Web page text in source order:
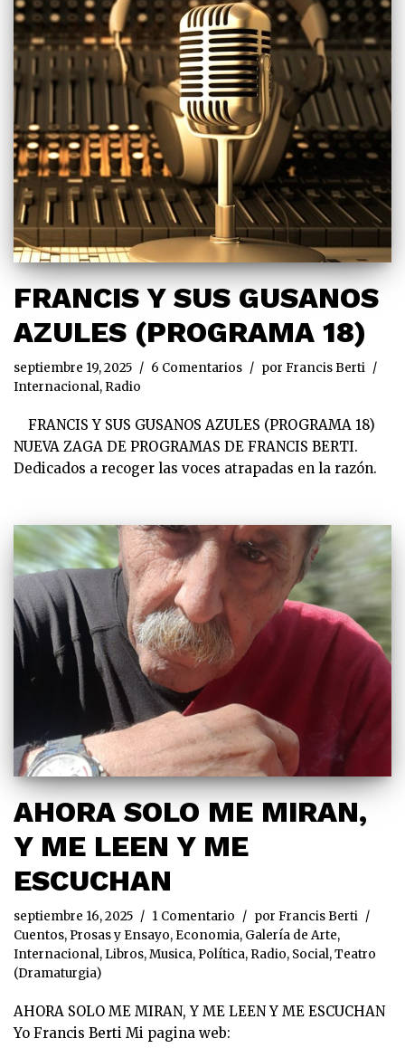
FRANCIS Y SUS GUSANOS
AZULES (PROGRAMA 18)
septiembre 19, 2025 6 Comentarios por Francis Berti
Internacional, Radio
FRANCIS Y SUS GUSANOS AZULES (PROGRAMA 18)
NUEVA ZAGA DE PROGRAMAS DE FRANCIS BERTI.
Dedicados a recoger las voces atrapadas en la razón.
AHORA SOLO ME MIRAN,
Y ME LEEN Y ME
ESCUCHAN
septiembre 16, 2025 1 Comentario por Francis Berti
Cuentos, Prosas y Ensayo, Economia, Galería de Arte,
Internacional, Libros,Musica, Política, Radio, Social,Teatro
(Dramaturgia)
AHORA SOLO ME MIRAN, Y ME LEEN Y ME ESCUCHAN
Yo Francis Berti Mi pagina web: